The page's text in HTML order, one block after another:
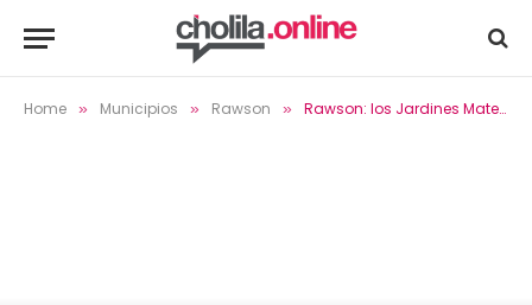
Home » Municipios » Rawson » Rawson: los Jardines Maternales Municipales inician el ciclo lectivo 2026 el 23 de febrero